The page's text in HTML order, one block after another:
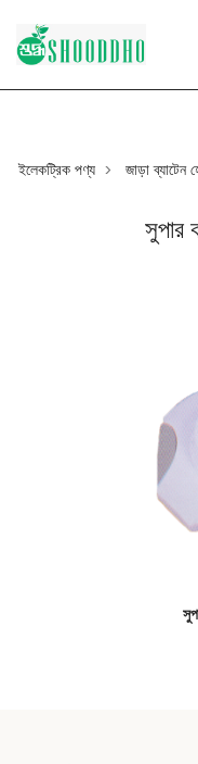
ইলেকট্রিক পণ্য > জাড়া ব্যাটেন
সুপার